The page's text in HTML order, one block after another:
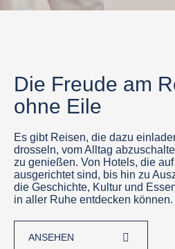
Die Freude am
ohne Eile
Es gibt Reisen, die dazu
drosseln, vom Alltag
zu genießen. Von Hotels, die
ausgerichtet sind, bis hin zu
die Geschichte, Kultur und
in aller Ruhe entdecken können.